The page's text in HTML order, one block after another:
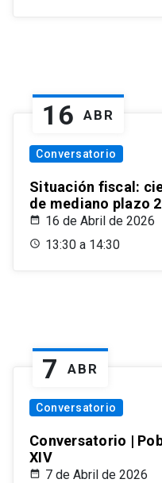
16 ABR
Conversatorio
Situación fiscal:
de mediano plazo
16 de Abril de 2026
13:30 a 14:30
7 ABR
Conversatorio
Conversatorio |
XIV
7 de Abril de 2026